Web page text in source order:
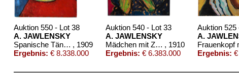
Auktion 550 - Lot 38
A. JAWLENSKY
Spanische Tänzerin , 1909
Ergebnis: € 8.338.000
Auktion 540 - Lot 33
A. JAWLENSKY
Mädchen mit Zopf , 1910
Ergebnis: € 6.383.000
Auktion 525
A.
Ergebnis: